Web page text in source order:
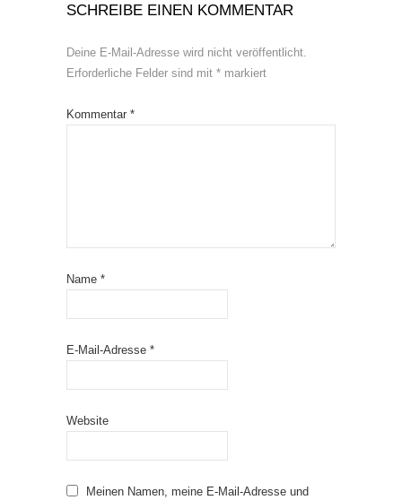
SCHREIBE EINEN KOMMENTAR
Deine E-Mail-Adresse wird nicht veröffentlicht.
Erforderliche Felder sind mit * markiert
Kommentar *
Name *
E-Mail-Adresse *
Website
Meinen Namen, meine E-Mail-Adresse und